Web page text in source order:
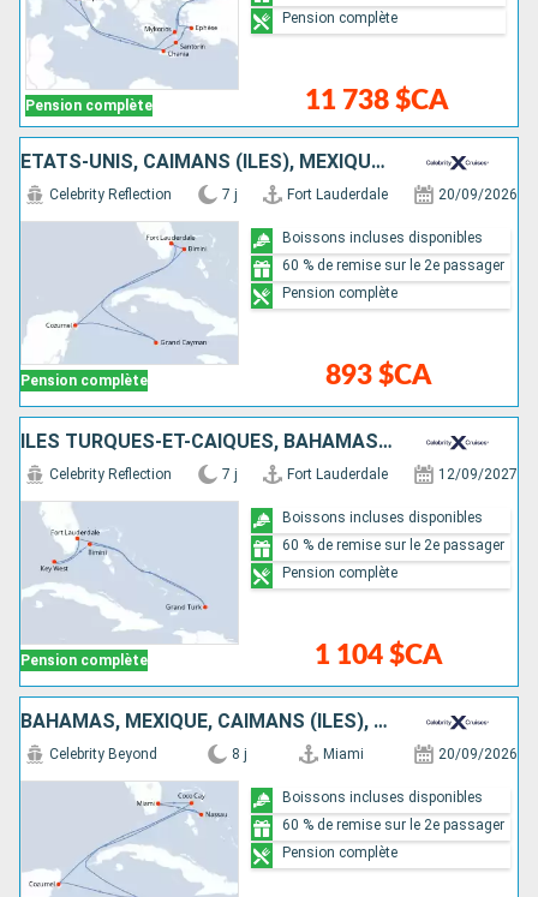
Pension complète 11 738 $CA
Pension complète
ÉTATS-UNIS, CAÏMANS (ÎLES), MEXIQUE, BAHAMAS
Pension complète
Celebrity Reflection 7 j Fort Lauderdale 20/09/2026
893 $CA
Boissons incluses disponibles
60 % de remise sur le 2e passager
Pension complète
ÎLES TURQUES-ET-CAÏQUES, BAHAMAS, ÉTATS-UNIS
Pension complète
Celebrity Reflection 7 j Fort Lauderdale 12/09/2027
1 104 $CA
Boissons incluses disponibles
60 % de remise sur le 2e passager
Pension complète
BAHAMAS, MEXIQUE, CAÏMANS (ÎLES), ÉTATS-UNIS
Celebrity Beyond 8 j Miami 20/09/2026
Boissons incluses disponibles
60 % de remise sur le 2e passager
Pension complète